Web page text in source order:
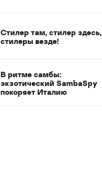
Стилер там, стилер здесь,
стилеры везде!
В ритме самбы:
экзотический SambaSpy
покоряет Италию